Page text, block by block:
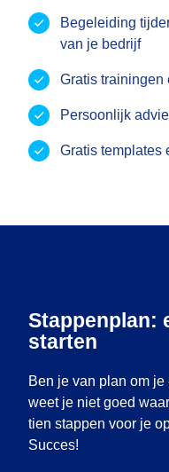
Begeleiding
van je bedrijf
Gratis trainingen
Persoonlijk
Gratis templates
Stappenplan:
starten
Ben je van plan om
weet je niet goed
tien stappen voor je
Succes!